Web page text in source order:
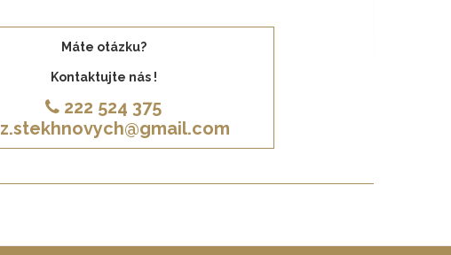
Máte otázku?
Kontaktujte nás !
222 524 375
z.stekhnovych@gmail.com